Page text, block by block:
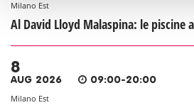
Milano Est
Al David Lloyd Malaspina: le piscine
8
AUG 2026 09:00-20:00
Milano Est